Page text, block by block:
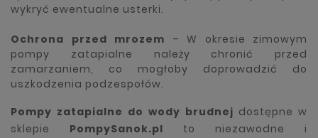
wykryć ewentualne usterki.
Ochrona przed mrozem – W okresie zimowym
pompy zatapialne należy chronić przed
zamarzaniem, co mogłoby doprowadzić do
uszkodzenia podzespołów.
Pompy zatapialne do wody brudnej dostępne w
sklepie PompySanok.pl to niezawodne i